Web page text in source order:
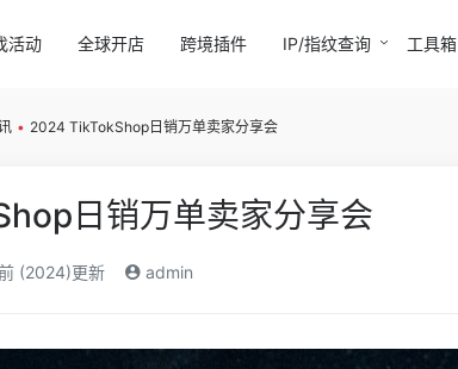
活动 全球开店 跨境插件 IP/指纹查询 工具箱
• 2024 TikTokShop日销万单卖家分享会
日销万单卖家分享会
(2024)更新 admin